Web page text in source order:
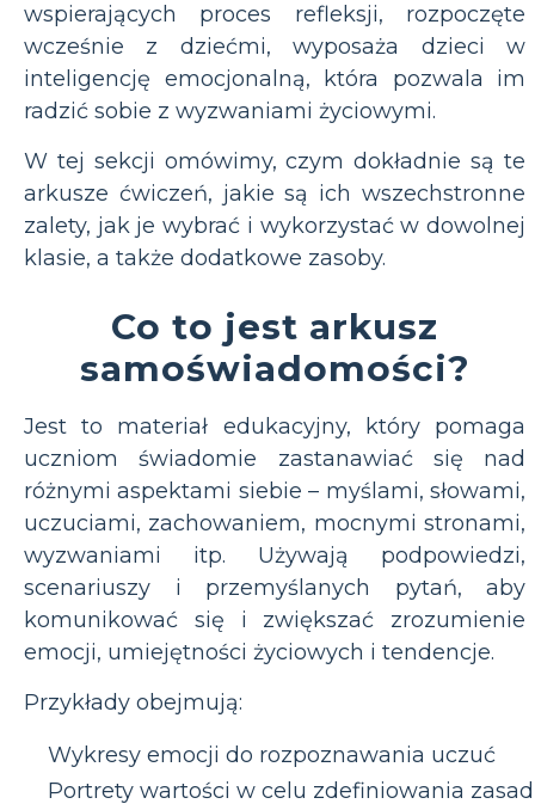
wspierających proces refleksji, rozpoczęte
wcześnie z dziećmi, wyposaża dzieci w
inteligencję emocjonalną, która pozwala im
radzić sobie z wyzwaniami życiowymi.
W tej sekcji omówimy, czym dokładnie są te
arkusze ćwiczeń, jakie są ich wszechstronne
zalety, jak je wybrać i wykorzystać w dowolnej
klasie, a także dodatkowe zasoby.
Co to jest arkusz
samoświadomości?
Jest to materiał edukacyjny, który pomaga
uczniom świadomie zastanawiać się nad
różnymi aspektami siebie – myślami, słowami,
uczuciami, zachowaniem, mocnymi stronami,
wyzwaniami itp. Używają podpowiedzi,
scenariuszy i przemyślanych pytań, aby
komunikować się i zwiększać zrozumienie
emocji, umiejętności życiowych i tendencje.
Przykłady obejmują:
Wykresy emocji do rozpoznawania uczuć
Portrety wartości w celu zdefiniowania zasad